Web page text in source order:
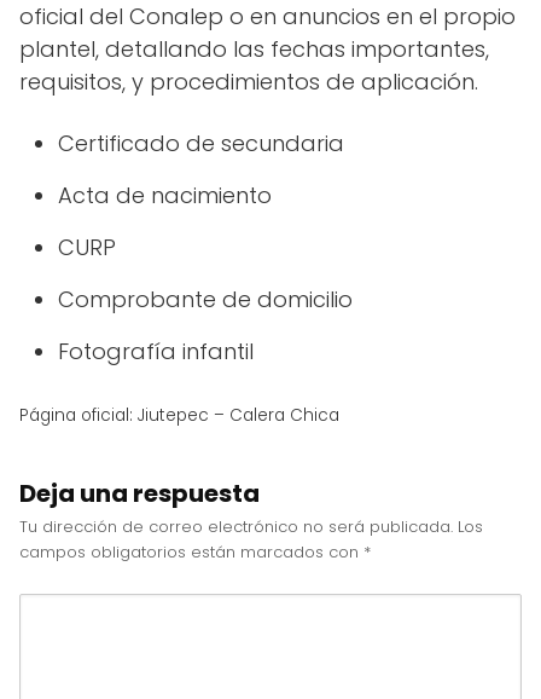
oficial del Conalep o en anuncios en el propio
plantel, detallando las fechas importantes,
requisitos, y procedimientos de aplicación.
Certificado de secundaria
Acta de nacimiento
CURP
Comprobante de domicilio
Fotografía infantil
Página oficial: Jiutepec – Calera Chica
Deja una respuesta
Tu dirección de correo electrónico no será publicada. Los
campos obligatorios están marcados con *